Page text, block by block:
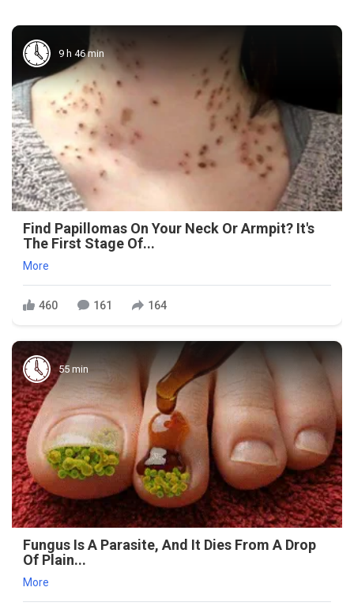
9 h 46 min
Find Papillomas On Your Neck Or Armpit? It's
The First Stage Of...
More
460 161 164
55 min
Fungus Is A Parasite, And It Dies From A Drop
Of Plain...
More